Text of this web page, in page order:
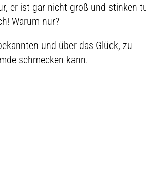
er ist gar nicht groß und stinken
Warum nur?
und über das Glück, zu
schmecken kann.